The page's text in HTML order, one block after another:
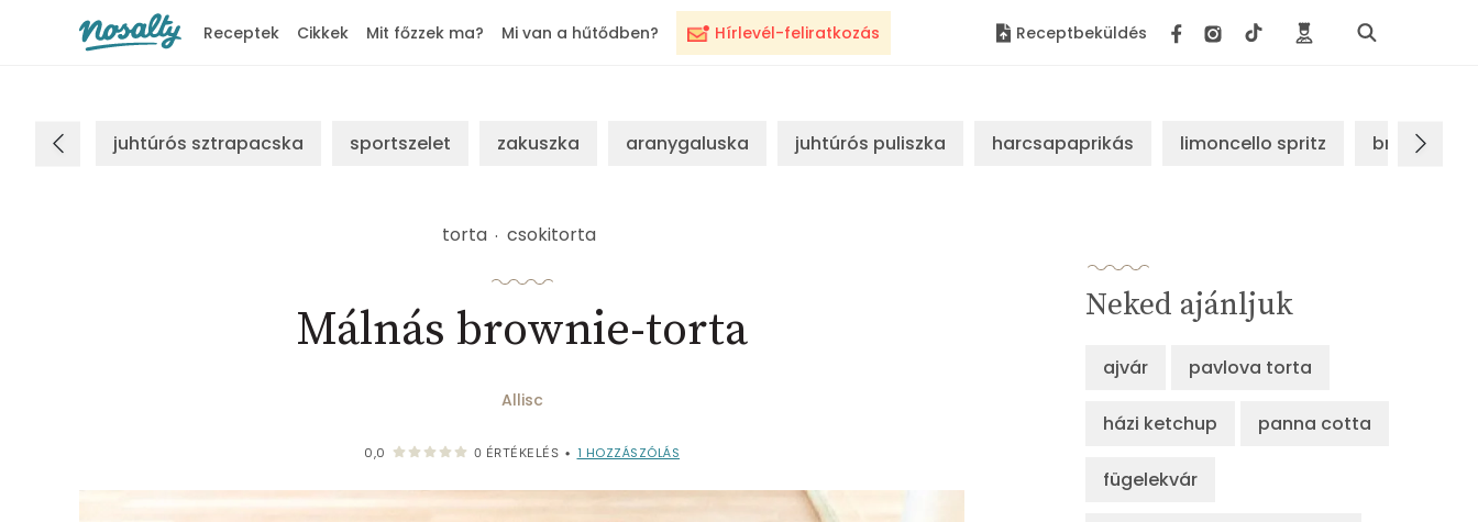
Hírlevél-feliratkozás
Receptek Cikkek Mit főzzek ma? Mi van a hűtődben? Receptbeküldés
juhtúrós sztrapacska sportszelet zakuszka aranygaluska juhtúrós puliszka harcsapaprikás limoncello spritz brassói
torta csokitorta
Málnás brownie-torta
Allisc
0,0 0 ÉRTÉKELÉS • 1 HOZZÁSZÓLÁS
Neked ajánljuk
ajvár pavlova torta
házi ketchup panna cotta
fügelekvár